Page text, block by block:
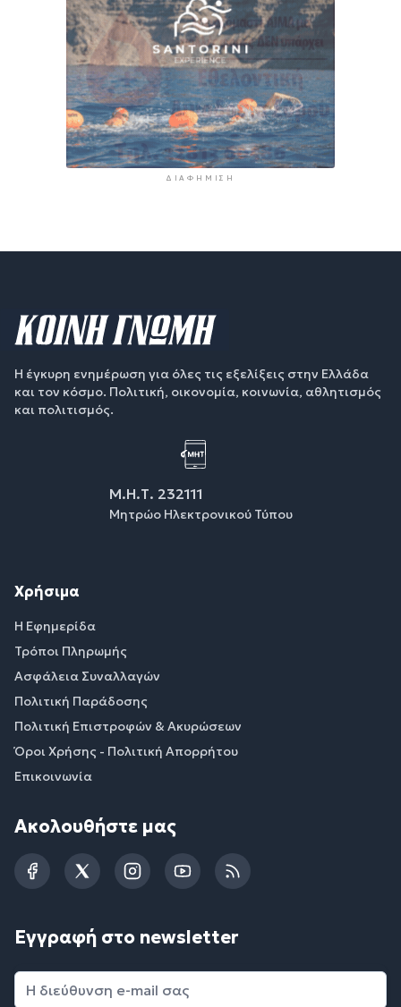
ΔΙΑΦΉΜΙΣΗ
Η έγκυρη ενημέρωση για όλες τις εξελίξεις στην Ελλάδα
και τον κόσμο. Πολιτική, οικονομία, κοινωνία, αθλητισμός
και πολιτισμός.
Μ.Η.Τ. 232111
Μητρώο Ηλεκτρονικού Τύπου
Χρήσιμα
Η Εφημερίδα
Τρόποι Πληρωμής
Ασφάλεια Συναλλαγών
Πολιτική Παράδοσης
Πολιτική Επιστροφών & Ακυρώσεων
Όροι Χρήσης - Πολιτική Απορρήτου
Επικοινωνία
Ακολουθήστε μας
FacebookTwitterInstagramYouTubeRSS
Εγγραφή στο newsletter